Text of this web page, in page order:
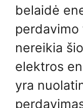
belaidė
perdavimo
nereikia
elektros
yra